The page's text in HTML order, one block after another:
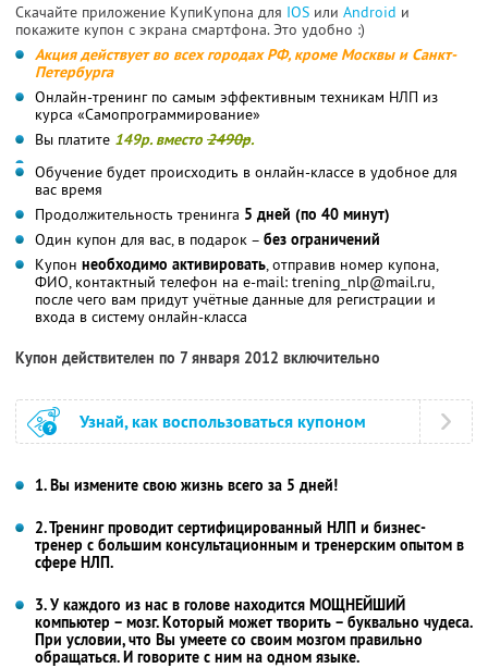
Скачайте приложение КупиКупона для IOS или Android и
покажите купон с экрана смартфона. Это удобно :)
Акция действует во всех городах РФ, кроме Москвы и Санкт-
Петербурга
Онлайн-тренинг по самым эффективным техникам НЛП из
курса «Самопрограммирование»
Вы платите 149р. вместо 2490р.
Обучение будет происходить в онлайн-классе в удобное для
вас время
Продолжительность тренинга 5 дней (по 40 минут)
Один купон для вас, в подарок – без ограничений
Купон необходимо активировать, отправив номер купона,
ФИО, контактный телефон на e-mail: trening_nlp@mail.ru,
после чего вам придут учётные данные для регистрации и
входа в систему онлайн-класса
Купон действителен по 7 января 2012 включительно
Узнай, как воспользоваться купоном
1. Вы измените свою жизнь всего за 5 дней!
2. Тренинг проводит сертифицированный НЛП и бизнес-
тренер с большим консультационным и тренерским опытом в
сфере НЛП.
3. У каждого из нас в голове находится МОЩНЕЙШИЙ
компьютер – мозг. Который может творить – буквально чудеса.
При условии, что Вы умеете со своим мозгом правильно
обращаться. И говорите с ним на одном языке.